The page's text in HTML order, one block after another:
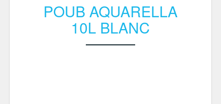
POUB AQUARELLA
10L BLANC